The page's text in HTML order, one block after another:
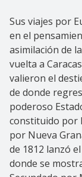
Sus viajes por
en el
asimilación de
vuelta a
valieron el
de donde
poderoso
constituido por
por Nueva
de 1812 lanzó
donde se